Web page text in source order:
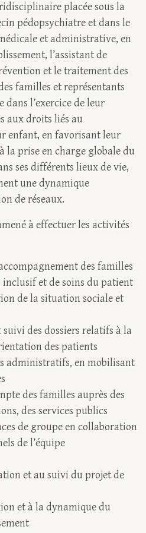
placée sous la
pédopsychiatre et dans le
et administrative, en
l’assistant de
et le traitement des
familles et représentants
dans l’exercice de leur
aux droits liés au
enfant, en favorisant leur
prise en charge globale du
ses différents lieux de vie,
une dynamique
de réseaux.
à effectuer les activités
des familles
et de soins du patient
de la situation sociale et
des dossiers relatifs à la
des patients
administratifs, en mobilisant
des familles auprès des
des services publics
de groupe en collaboration
de l’équipe
et au suivi du projet de
et à la dynamique du